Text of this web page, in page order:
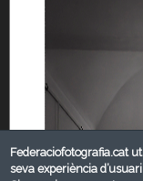
Federaciofotografia.cat
seva experiència